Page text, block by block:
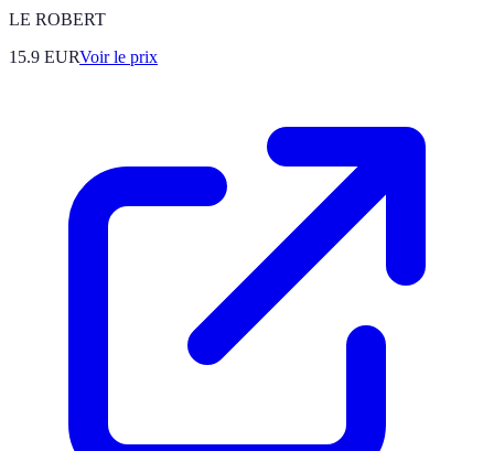
LE ROBERT
15.9 EURVoir le prix